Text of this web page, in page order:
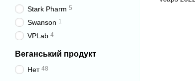
Stark Pharm 5
Swanson 1
VPLab 4
Веганський продукт
Нет 48